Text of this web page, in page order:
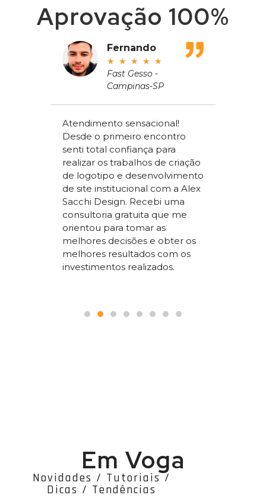
Aprovação 100%
Fernando
★ ★ ★ ★ ★
Fast Gesso -
Campinas-SP
Atendimento sensacional!
Desde o primeiro encontro
senti total confiança para
realizar os trabalhos de criação
de logotipo e desenvolvimento
de site institucional com a Alex
Sacchi Design. Recebi uma
consultoria gratuita que me
orientou para tomar as
melhores decisões e obter os
melhores resultados com os
investimentos realizados.
Em Voga
Novidades / Tutoriais /
Dicas / Tendências